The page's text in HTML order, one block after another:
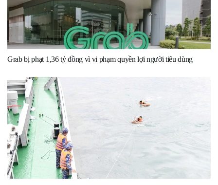
Grab bị phạt 1,36 tỷ đồng vì vi phạm quyền lợi người tiêu dùng